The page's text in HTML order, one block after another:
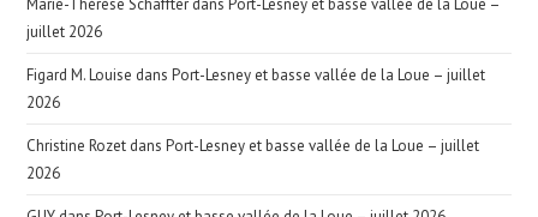
Marie-Thérèse Schaffter dansPort-Lesney et basse vallée de la Loue –
juillet 2026
Figard M. Louise dansPort-Lesney et basse vallée de la Loue – juillet
2026
Christine Rozet dansPort-Lesney et basse vallée de la Loue – juillet
2026